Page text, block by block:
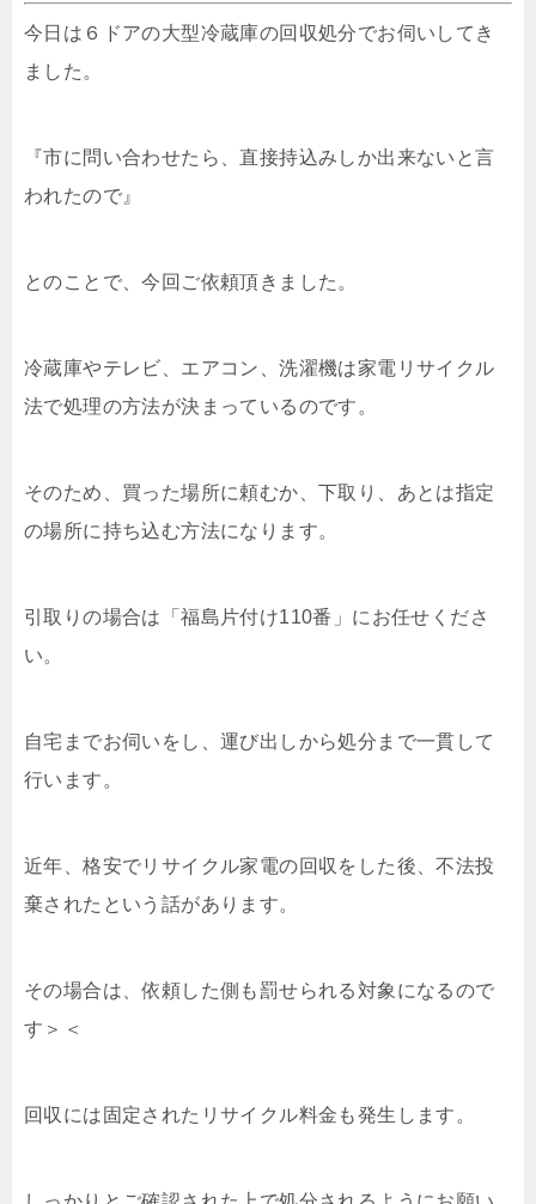
今日は６ドアの大型冷蔵庫の回収処分でお伺いしてき
ました。
『市に問い合わせたら、直接持込みしか出来ないと言
われたので』
とのことで、今回ご依頼頂きました。
冷蔵庫やテレビ、エアコン、洗濯機は家電リサイクル
法で処理の方法が決まっているのです。
そのため、買った場所に頼むか、下取り、あとは指定
の場所に持ち込む方法になります。
引取りの場合は「福島片付け110番」にお任せくださ
い。
自宅までお伺いをし、運び出しから処分まで一貫して
行います。
近年、格安でリサイクル家電の回収をした後、不法投
棄されたという話があります。
その場合は、依頼した側も罰せられる対象になるので
す＞＜
回収には固定されたリサイクル料金も発生します。